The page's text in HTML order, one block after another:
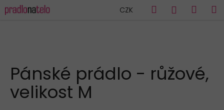
na
CZK Hledat
Pánské prádlo - růžové,
velikost M
K
o
o
p
o